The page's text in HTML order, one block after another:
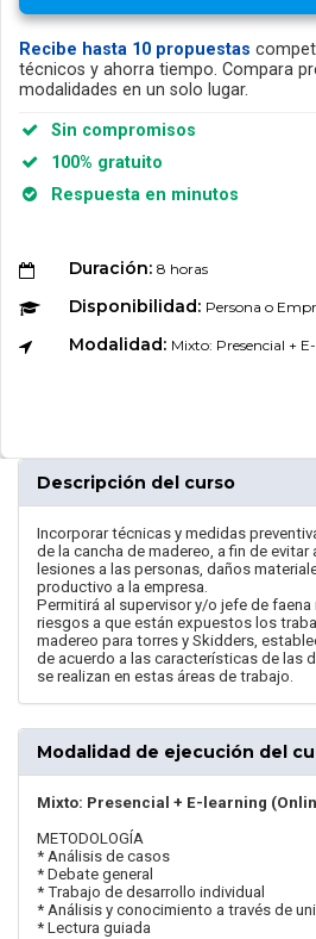
Recibe hasta 10 propuestas
técnicos y ahorra tiempo. Compara
modalidades en un solo lugar.
Sin compromisos
100% gratuito
Respuesta en minutos
Duración: 8 horas
Disponibilidad: Persona o
Modalidad: Mixto: Presencial +
Descripción del curso
Incorporar técnicas y medidas
de la cancha de madereo, a fin de
lesiones a las personas, daños
productivo a la empresa.
Permitirá al supervisor y/o jefe de faena
riesgos a que están expuestos los
madereo para torres y Skidders,
de acuerdo a las características de las
se realizan en estas áreas de trabajo.
Modalidad de ejecución del
Mixto: Presencial + E-learning
METODOLOGÍA
* Análisis de casos
* Debate general
* Trabajo de desarrollo individual
* Análisis y conocimiento a través de
* Lectura guiada